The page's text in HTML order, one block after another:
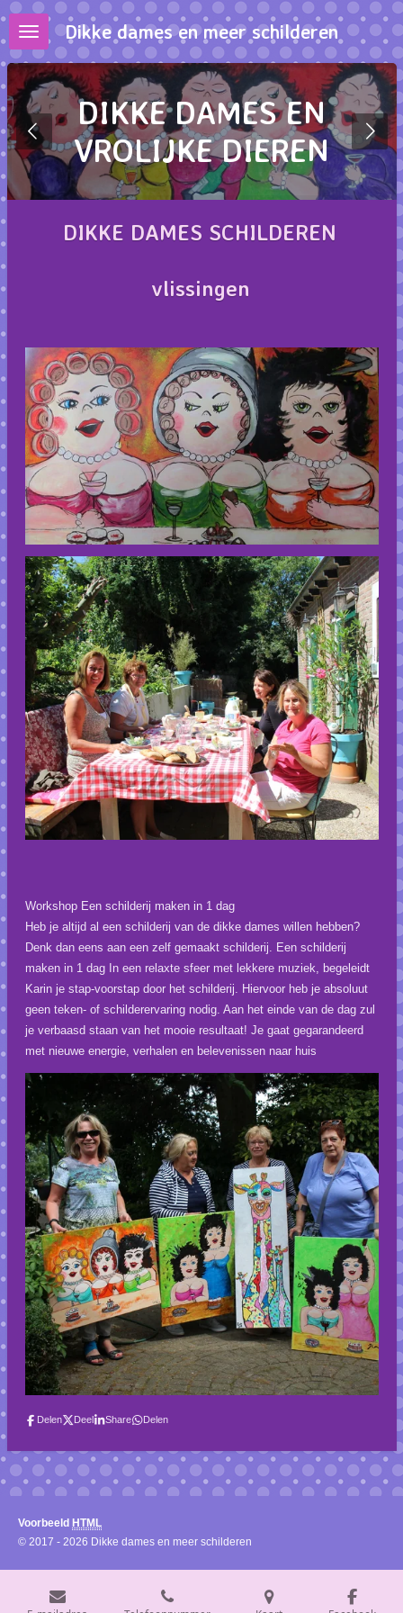
Ga
direct
naar
hoofdinhoud
Dikke dames en meer schilderen
DIKKE DAMES EN
VROLIJKE DIEREN
DIKKE DAMES SCHILDEREN
vlissingen
Workshop Een schilderij maken in 1 dag
Heb je altijd al een schilderij van de dikke dames willen hebben?
Denk dan eens aan een zelf gemaakt schilderij. Een schilderij
maken in 1 dag In een relaxte sfeer met lekkere muziek, begeleidt
Karin je stap-voorstap door het schilderij. Hiervoor heb je absoluut
geen teken- of schilderervaring nodig. Aan het einde van de dag zul
je verbaasd staan van het mooie resultaat! Je gaat gegarandeerd
met nieuwe energie, verhalen en belevenissen naar huis
Delen Deel Share Delen
Voorbeeld HTML
© 2017 - 2026 Dikke dames en meer schilderen